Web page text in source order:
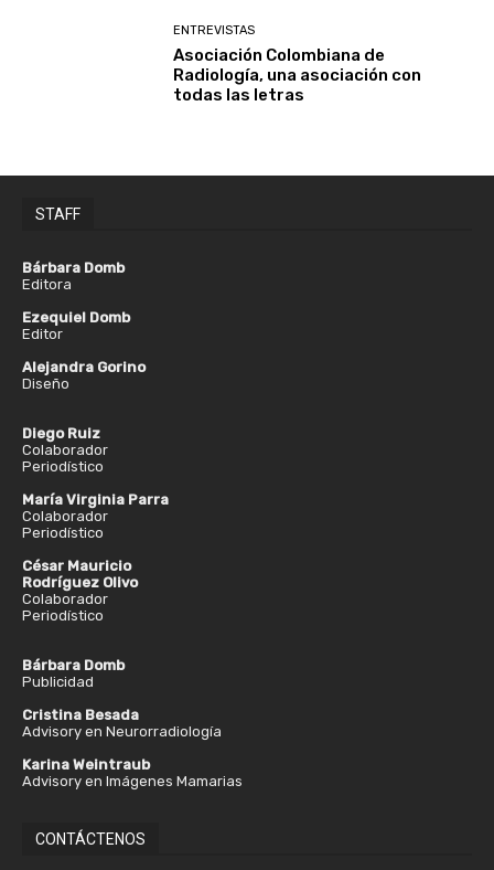
ENTREVISTAS
Asociación Colombiana de
Radiología, una asociación con
todas las letras
STAFF
Bárbara Domb
Editora
Ezequiel Domb
Editor
Alejandra Gorino
Diseño
Diego Ruiz
Colaborador
Periodístico
María Virginia Parra
Colaborador
Periodístico
César Mauricio
Rodríguez Olivo
Colaborador
Periodístico
Bárbara Domb
Publicidad
Cristina Besada
Advisory en Neurorradiología
Karina Weintraub
Advisory en Imágenes Mamarias
CONTÁCTENOS